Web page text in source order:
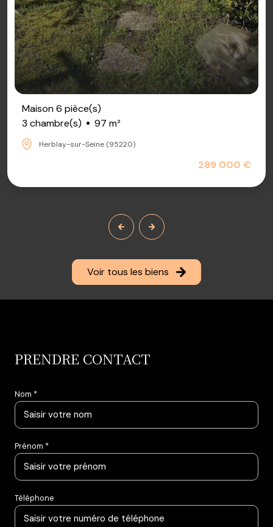
Maison 6 pièce(s)
3 chambre(s)
97 m²
Herblay-sur-Seine (95220)
289 000 €
Voir tous les biens
PRENDRE CONTACT
Nom *
Prénom *
Téléphone